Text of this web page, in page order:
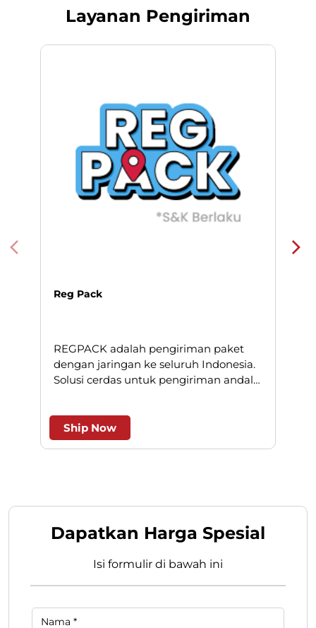
Layanan Pengiriman
Reg Pack
REGPACK adalah pengiriman paket
dengan jaringan ke seluruh Indonesia.
Solusi cerdas untuk pengiriman andal
Ship Now
Dapatkan Harga Spesial
Isi formulir di bawah ini